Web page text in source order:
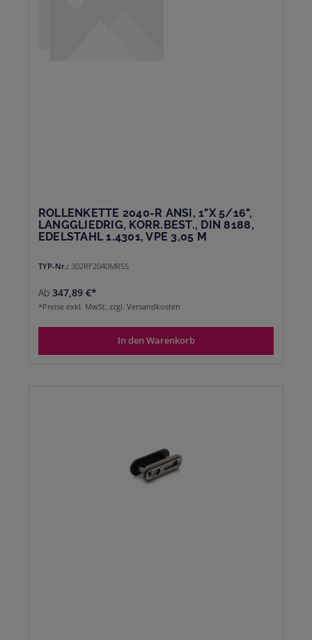
ROLLENKETTE 2040-R ANSI, 1"X 5/16",
LANGGLIEDRIG, KORR.BEST., DIN 8188,
EDELSTAHL 1.4301, VPE 3,05 M
TYP-Nr.: 302RF2040MRSS
Ab 347,89 €*
*Preise exkl. MwSt. zzgl. Versandkosten
In den Warenkorb